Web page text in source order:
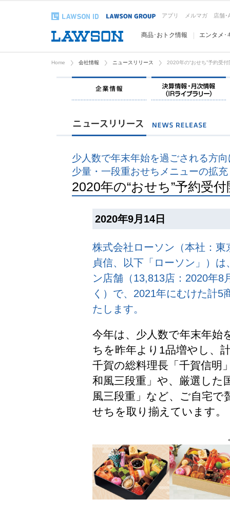
アプリ メルマガ 店舗･
商品･おトク情報 エンタメ･
Home 会社情報 ニュースリリース 2020年の“おせち”予約受付
企業情報
少人数で年末年始を過ごされる方
少量・一段重おせちメニューの拡充
2020年の“おせち”予約受付
2020年9月14日
株式会社ローソン（本社：
貞信、以下「ローソン」）
ン店舗（13,813店：2020年8
く）で、2021年にむけた計5
たします。
今年は、少人数で年末年始
ちを昨年より1品増やし、
千賀の総料理長「千賀信明
和風三段重」や、厳選した
風三段重」など、ご自宅
せちを取り揃えています。